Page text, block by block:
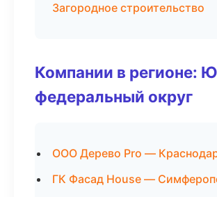
Загородное строительство
Компании в регионе:
федеральный округ
ООО Дерево Pro —
ГК Фасад House —